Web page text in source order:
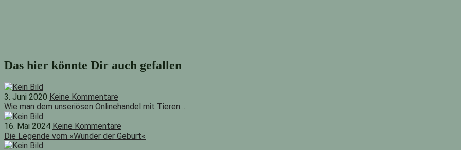
Das hier könnte Dir auch gefallen
3. Juni 2020 Keine Kommentare
Wie man dem unseriösen Onlinehandel mit Tieren…
16. Mai 2024 Keine Kommentare
Die Legende vom »Wunder der Geburt«